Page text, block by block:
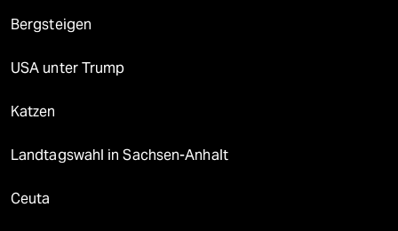
Bergsteigen
USA unter Trump
Katzen
Landtagswahl in Sachsen-Anhalt
Ceuta